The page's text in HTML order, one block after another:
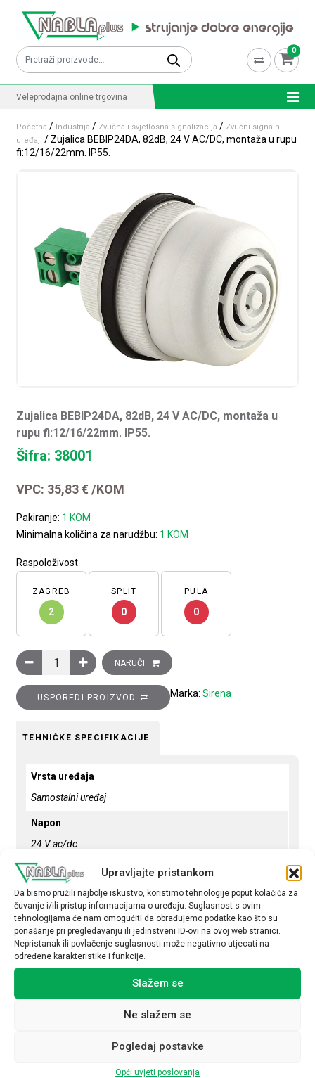
Upravljajte pristankom
Da bismo pružili najbolje iskustvo, koristimo tehnologije poput kolačića za
čuvanje i/ili pristup informacijama o uređaju. Suglasnost s ovim
tehnologijama će nam omogućiti da obrađujemo podatke kao što su
ponašanje pri pregledavanju ili jedinstveni ID-ovi na ovoj web stranici.
Nepristanak ili povlačenje suglasnosti može negativno utjecati na
određene karakteristike i funkcije.
Slažem se
Ne slažem se
Pogledaj postavke
Opći uvjeti poslovanja
Pretraži: 0
Veleprodajna online trgovina
Početna / Industrija / Zvučna i svjetlosna signalizacija / Zvučni signalni
uređaji / Zujalica BEBIP24DA, 82dB, 24 V AC/DC, montaža u rupu
fi:12/16/22mm. IP55.
Zujalica BEBIP24DA, 82dB, 24 V AC/DC, montaža u
rupu fi:12/16/22mm. IP55.
Šifra: 38001
VPC: 35,83€ /KOM
Pakiranje: 1 KOM
Minimalna količina za narudžbu: 1 KOM
Raspoloživost
ZAGREB
2
SPLIT
0
PULA
0
Zujalica BEBIP24DA, 82dB, 24 V AC/DC, montaža u rupu
NARUČI
USPOREDI PROIZVOD Marka: Sirena
TEHNIČKE SPECIFIKACIJE
Vrsta uređaja
Samostalni uređaj
Napon
24 V ac/dc
Glasnoća
80 – 100 dB
IP zaštita
IP 55